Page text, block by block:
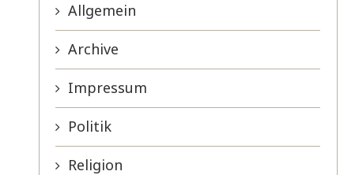
Allgemein
Archive
Impressum
Politik
Religion